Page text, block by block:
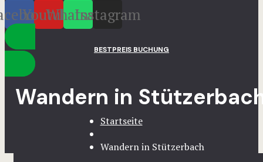
Youtube
Whatsapp
Instagram
BESTPREIS BUCHUNG
Wandern in
Startseite
Wandern in Stützerbach